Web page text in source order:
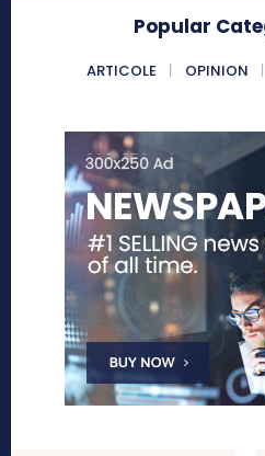
Popular
ARTICOLE OPINION